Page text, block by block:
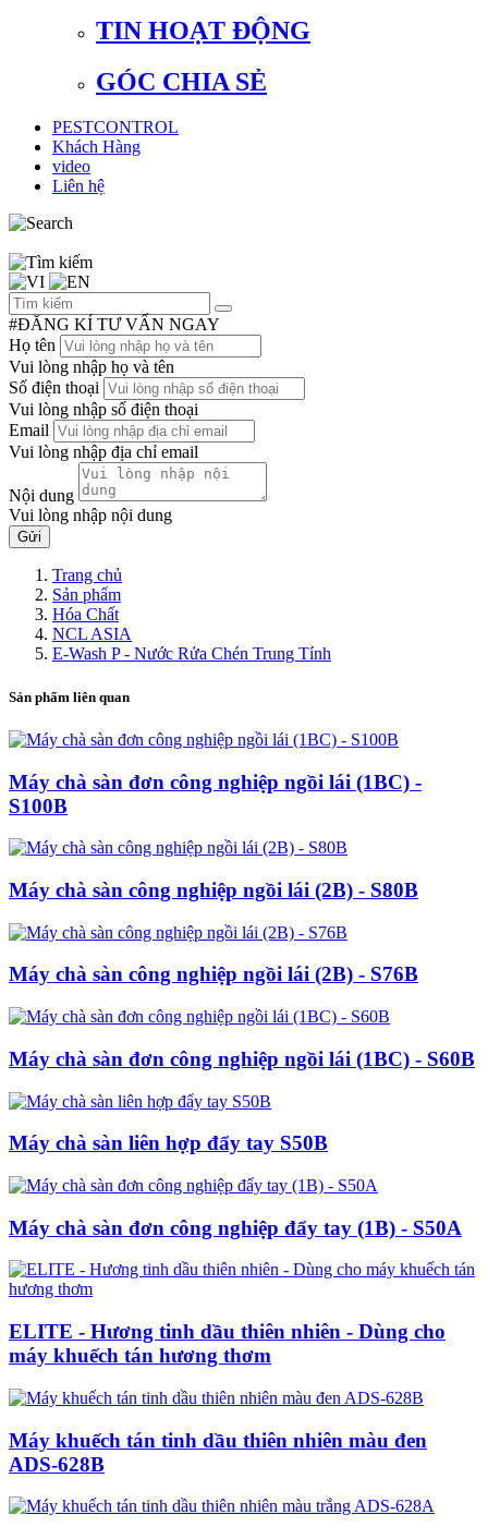
TIN HOẠT ĐỘNG
GÓC CHIA SẺ
PESTCONTROL
Khách Hàng
video
Liên hệ
#ĐĂNG KÍ TƯ VẤN NGAY
Họ tên
Vui lòng nhập họ và tên
Số điện thoại
Vui lòng nhập số điện thoại
Email
Vui lòng nhập địa chỉ email
Nội dung
Vui lòng nhập nội dung
Gửi
Trang chủ
Sản phẩm
Hóa Chất
NCL ASIA
E-Wash P - Nước Rửa Chén Trung Tính
Sản phẩm liên quan
Máy chà sàn đơn công nghiệp ngồi lái (1BC) -
S100B
Máy chà sàn công nghiệp ngồi lái (2B) - S80B
Máy chà sàn công nghiệp ngồi lái (2B) - S76B
Máy chà sàn đơn công nghiệp ngồi lái (1BC) - S60B
Máy chà sàn liên hợp đẩy tay S50B
Máy chà sàn đơn công nghiệp đẩy tay (1B) - S50A
ELITE - Hương tinh dầu thiên nhiên - Dùng cho
máy khuếch tán hương thơm
Máy khuếch tán tinh dầu thiên nhiên màu đen
ADS-628B